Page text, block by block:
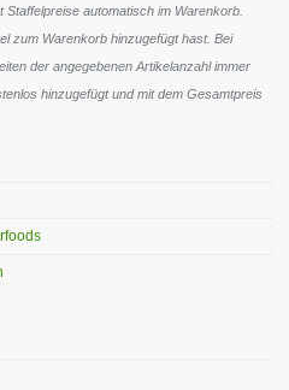
Staffelpreise automatisch im Warenkorb.
zum Warenkorb hinzugefügt hast. Bei
der angegebenen Artikelanzahl immer
hinzugefügt und mit dem Gesamtpreis